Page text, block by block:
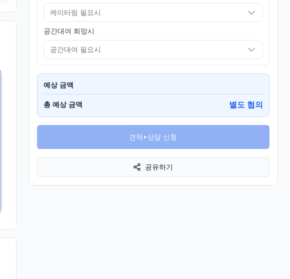
케이터링 필요시
공간대여 희망시
공간대여 필요시
예상 금액
총 예상 금액 별도 협의
견적•상담 신청
공유하기